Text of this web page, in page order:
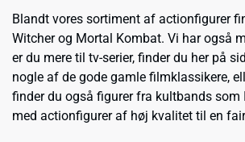
Blandt vores sortiment af actionfigurer
Witcher og Mortal Kombat. Vi har også
er du mere til tv-serier, finder du her på
nogle af de gode gamle filmklassikere,
finder du også figurer fra kultbands som
med actionfigurer af høj kvalitet til en